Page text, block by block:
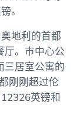
。
地利的首都
厅。市中心公
三居室公寓的
刚刚超过伦
英镑和